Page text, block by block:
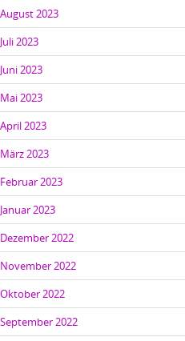
August 2023
Juli 2023
Juni 2023
Mai 2023
April 2023
März 2023
Februar 2023
Januar 2023
Dezember 2022
November 2022
Oktober 2022
September 2022